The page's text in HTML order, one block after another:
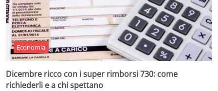
Economia
Dicembre ricco con i super rimborsi 730: come
richiederli e a chi spettano